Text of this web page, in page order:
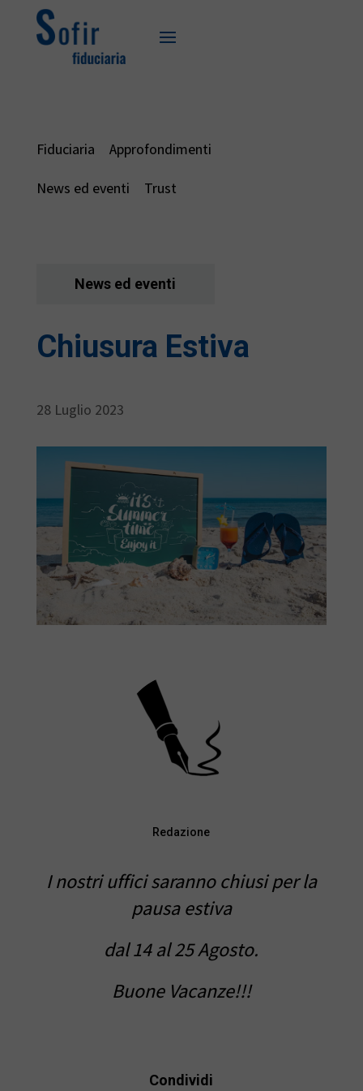
Fiduciaria Approfondimenti
News ed eventi Trust
News ed eventi
Chiusura Estiva
28 Luglio 2023
Redazione
I nostri uffici saranno chiusi per la
pausa estiva
dal 14 al 25 Agosto.
Buone Vacanze!!!
Condividi